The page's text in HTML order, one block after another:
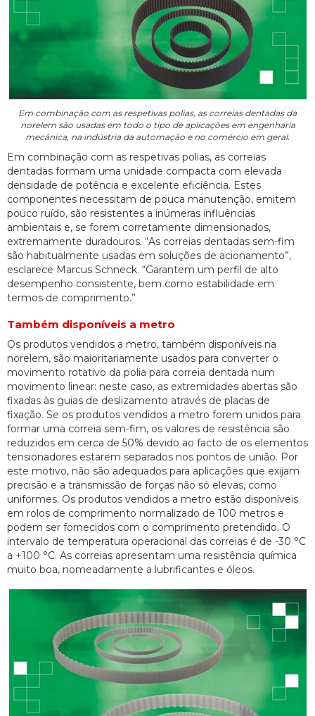
Em combinação com as respetivas polias, as correias dentadas da
norelem são usadas em todo o tipo de aplicações em engenharia
mecânica, na indústria da automação e no comércio em geral.
Em combinação com as respetivas polias, as correias
dentadas formam uma unidade compacta com elevada
densidade de potência e excelente eficiência. Estes
componentes necessitam de pouca manutenção, emitem
pouco ruído, são resistentes a inúmeras influências
ambientais e, se forem corretamente dimensionados,
extremamente duradouros. “As correias dentadas sem-fim
são habitualmente usadas em soluções de acionamento”,
esclarece Marcus Schneck. “Garantem um perfil de alto
desempenho consistente, bem como estabilidade em
termos de comprimento.”
Também disponíveis a metro
Os produtos vendidos a metro, também disponíveis na
norelem, são maioritariamente usados para converter o
movimento rotativo da polia para correia dentada num
movimento linear: neste caso, as extremidades abertas são
fixadas às guias de deslizamento através de placas de
fixação. Se os produtos vendidos a metro forem unidos para
formar uma correia sem-fim, os valores de resistência são
reduzidos em cerca de 50% devido ao facto de os elementos
tensionadores estarem separados nos pontos de união. Por
este motivo, não são adequados para aplicações que exijam
precisão e a transmissão de forças não só elevas, como
uniformes. Os produtos vendidos a metro estão disponíveis
em rolos de comprimento normalizado de 100 metros e
podem ser fornecidos com o comprimento pretendido. O
intervalo de temperatura operacional das correias é de -30 °C
a +100 °C. As correias apresentam uma resistência química
muito boa, nomeadamente a lubrificantes e óleos.